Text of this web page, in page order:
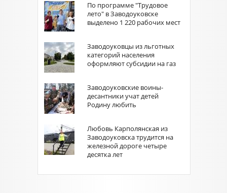
По программе "Трудовое
лето" в Заводоуковске
выделено 1 220 рабочих мест
Заводоуковцы из льготных
категорий населения
оформляют субсидии на газ
Заводоуковские воины-
десантники учат детей
Родину любить
Любовь Карполянская из
Заводоуковска трудится на
железной дороге четыре
десятка лет